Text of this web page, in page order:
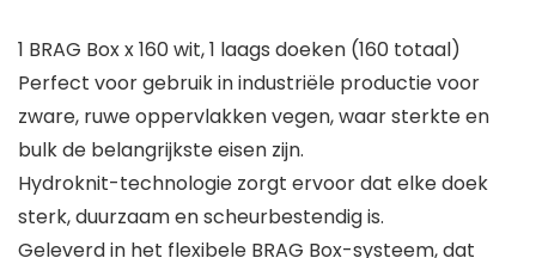
1 BRAG Box x 160 wit, 1 laags doeken (160 totaal)
Perfect voor gebruik in industriële productie voor
zware, ruwe oppervlakken vegen, waar sterkte en
bulk de belangrijkste eisen zijn.
Hydroknit-technologie zorgt ervoor dat elke doek
sterk, duurzaam en scheurbestendig is.
Geleverd in het flexibele BRAG Box-systeem, dat